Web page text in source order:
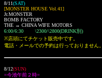
8/11(SAT)
[MONSTER HOUSE Vol.41]
Jr.MONSTER
BOMB FACTORY
THE → CHINA WIFE MOTORS
6:00/6:30 \2300/\2800(DRINK別)
※店頭にてチケット販売中です。
電話・メールでの予約は行っておりません。
8/12(SUN)
=今池午前２時=